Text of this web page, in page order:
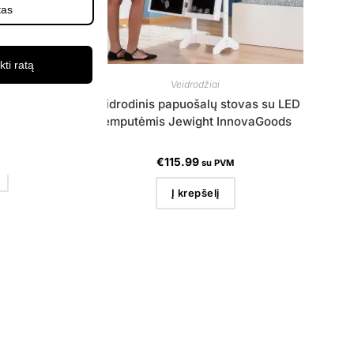
Veidrodžiai
Veidrodinis papuošalų stovas su LED
lemputėmis Jewight InnovaGoods
€115.99 su PVM
Į krepšelį
ratą